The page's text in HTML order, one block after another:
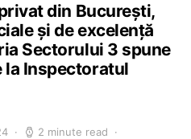
din București,
și de excelență
Sectorului 3 spune
la Inspectoratul
2 minute read